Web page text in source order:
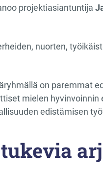
projektiasiantuntija
nuorten,
on paremmat
mielen
edistämisen